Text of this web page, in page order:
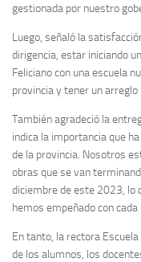
gestionada por nuestro
Luego, señaló la
dirigencia, estar iniciando
Feliciano con una escuela
provincia y tener un
También agradeció la
indica la importancia que
de la provincia. Nosotros
obras que se van
diciembre de este 2023, lo
hemos empeñado con
En tanto, la rectora
de los alumnos, los